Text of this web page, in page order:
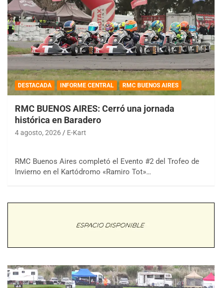
DESTACADA INFORME CENTRAL RMC BUENOS AIRES
RMC BUENOS AIRES: Cerró una jornada
histórica en Baradero
4 agosto, 2026 E-Kart
RMC Buenos Aires completó el Evento #2 del Trofeo de
Invierno en el Kartódromo «Ramiro Tot»…